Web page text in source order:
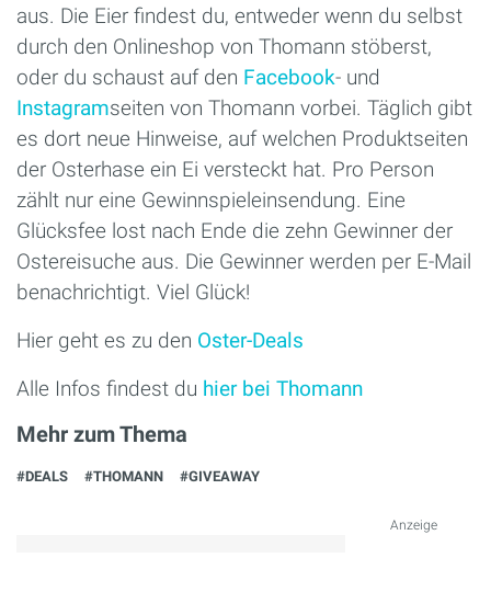
aus. Die Eier findest du, entweder wenn du selbst
durch den Onlineshop von Thomann stöberst,
oder du schaust auf den Facebook- und
Instagramseiten von Thomann vorbei. Täglich gibt
es dort neue Hinweise, auf welchen Produktseiten
der Osterhase ein Ei versteckt hat. Pro Person
zählt nur eine Gewinnspieleinsendung. Eine
Glücksfee lost nach Ende die zehn Gewinner der
Ostereisuche aus. Die Gewinner werden per E-Mail
benachrichtigt. Viel Glück!
Hier geht es zu den Oster-Deals
Alle Infos findest du hier bei Thomann
Mehr zum Thema
#DEALS #THOMANN #GIVEAWAY
Anzeige